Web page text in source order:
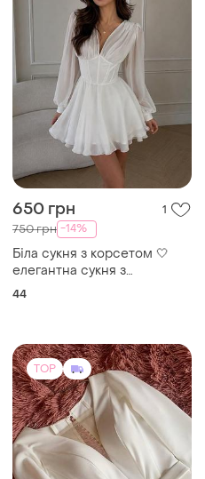
650 грн 1
750 грн -14%
Біла сукня з корсетом 🤍
елегантна сукня з
корсетним верхом,
подій. 📏 розмір: 44
44
TOP